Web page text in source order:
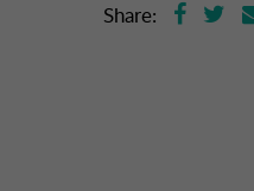
Share: